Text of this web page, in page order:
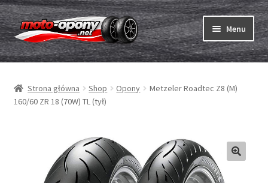
Przejdź
do
nawigacji
Przejdź
do
treści
Menu
Opony
Rozwiń
Dętki & taśmy
Rozwiń
Strona główna Shop Opony
Metzeler Roadtec Z8 (M)
160/60 ZR 18 (70W) TL (tył)